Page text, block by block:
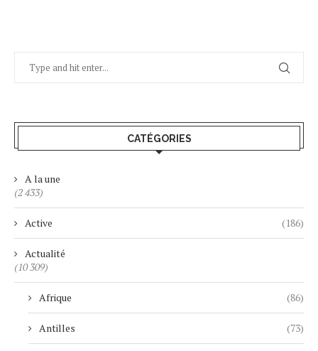
CATÉGORIES
A la une
(2 433)
Active (186)
Actualité
(10 309)
Afrique (86)
Antilles (73)